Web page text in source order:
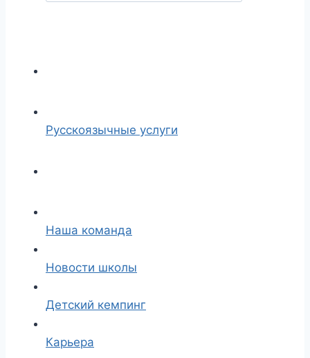
Русскоязычные услуги
Наша команда
Новости школы
Детский кемпинг
Карьера